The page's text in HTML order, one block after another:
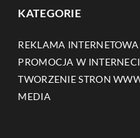
KATEGORIE
REKLAMA INTERNETOWA
PROMOCJA W
TWORZENIE STRON
MEDIA